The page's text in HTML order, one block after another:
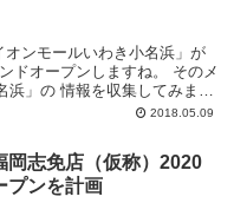
ープンしますね。 そのメ
浜」の 情報を収集してみまし
2018.05.09
岡志免店（仮称）2020
プンを計画